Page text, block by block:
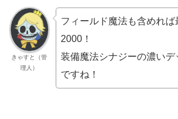
きゃすと（管
理人）
フィールド魔法も含めれば
2000！
装備魔法シナジーの濃いデ
ですね！